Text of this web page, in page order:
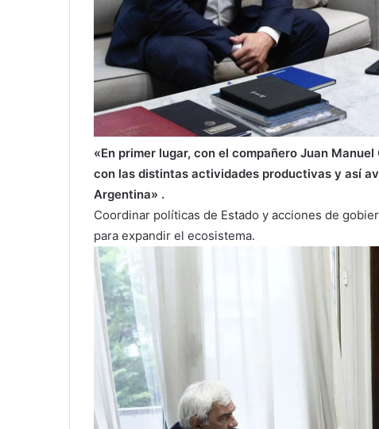
«En primer lugar, con el compañero Juan Manuel
con las distintas actividades productivas y así
Argentina» .
Coordinar políticas de Estado y acciones de
para expandir el ecosistema.